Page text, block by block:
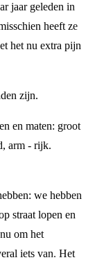
jaar geleden in
heeft ze
het nu extra pijn
zijn.
en maten: groot
arm - rijk.
we hebben
straat lopen en
om het
iets van. Het